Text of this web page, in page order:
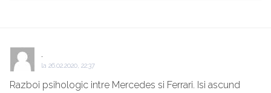
.
la 26.02.2020, 22:37
Razboi psihologic intre Mercedes si Ferrari. Isi ascund